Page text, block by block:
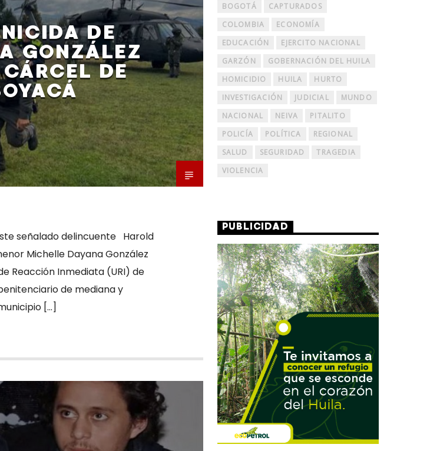
DE
GONZÁLEZ
DE
señalado delincuente Harold
Michelle Dayana González
Reacción Inmediata (URI) de
de mediana y
[…]
BOGOTÁ
CAPTURADOS
COLOMBIA
ECONOMÍA
EDUCACIÓN
EJERCITO NACIONAL
GARZÓN
GOBERNACIÓN DEL HUILA
HOMICIDIO
HUILA
HURTO
INVESTIGACIÓN
JUDICIAL
MUNDO
NACIONAL
NEIVA
PITALITO
POLICÍA
POLÍTICA
REGIONAL
SALUD
SEGURIDAD
TRAGEDIA
VIOLENCIA
PUBLICIDAD